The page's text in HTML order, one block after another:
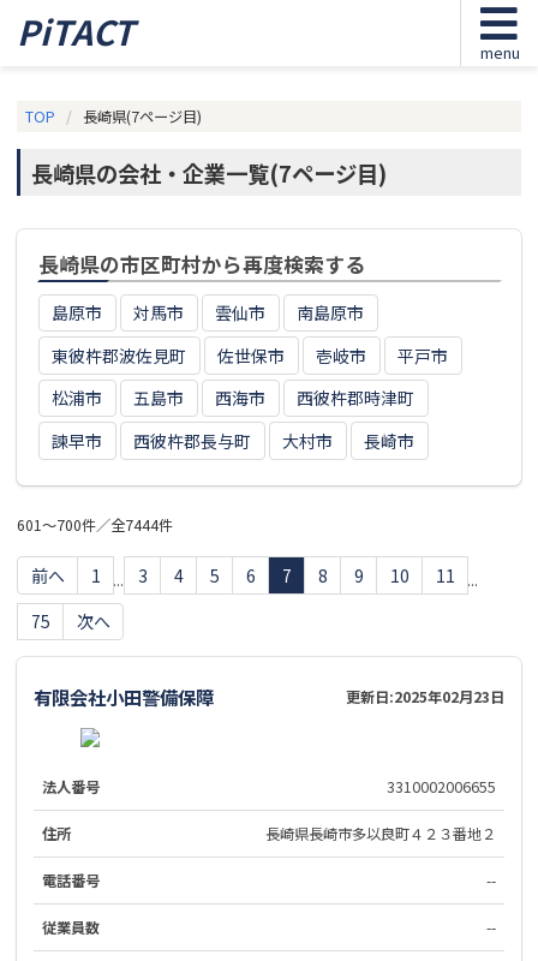
PiTACT menu
TOP 長崎県(7ページ目)
長崎県の会社・企業一覧(7ページ目)
長崎県の市区町村から再度検索する
島原市 対馬市 雲仙市
南島原市
東彼杵郡波佐見町
佐世保市 壱岐市
平戸市
松浦市
五島市 西海市
西彼杵郡時津町
諫早市
西彼杵郡長与町 大村市 長崎市
601～700件／全7444件
前へ 1 ... 3 4 5 6 7 8 9 10 11 ...
75 次へ
有限会社小田警備保障 更新日:2025年02月23日
法人番号 3310002006655
住所 長崎県長崎市多以良町４２３番地２
電話番号 --
従業員数 --